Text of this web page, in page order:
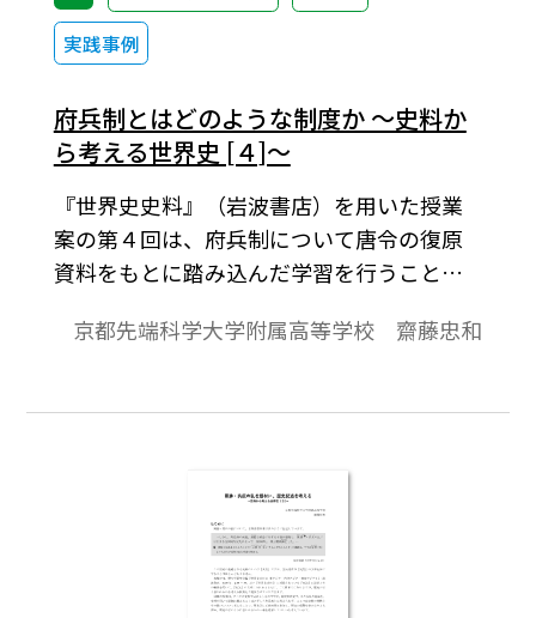
実践事例
府兵制とはどのような制度か ～史料か
ら考える世界史 [４]～
『世界史史料』（岩波書店）を用いた授業
案の第４回は、府兵制について唐令の復原
資料をもとに踏み込んだ学習を行うこと
器・兵器とそれ以外のものとの境界は何か
業案をご提案させていただきます。
京都先端科学大学附属高等学校 齋藤忠和